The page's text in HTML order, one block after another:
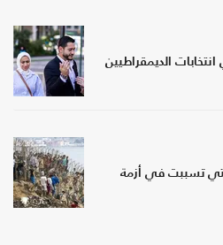
الديمقراطيين
تسببت في أزمة